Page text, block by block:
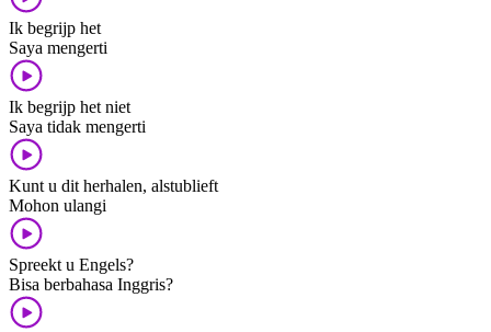
Ik begrijp het
Saya mengerti
Ik begrijp het niet
Saya tidak mengerti
Kunt u dit herhalen, alstublieft
Mohon ulangi
Spreekt u Engels?
Bisa berbahasa Inggris?